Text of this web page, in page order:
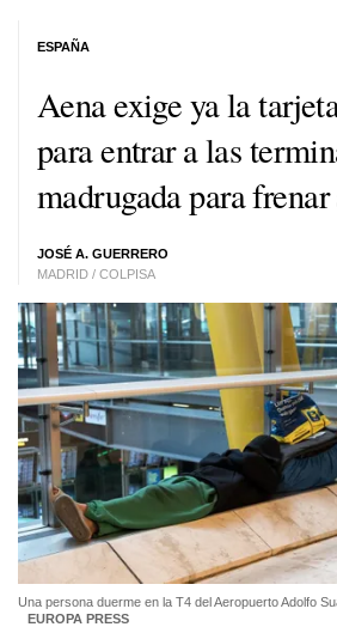
Aena exige ya la
para entrar a las
madrugada para
JOSÉ A. GUERRERO
MADRID / COLPISA
ESPAÑA
Una persona duerme en la T4 del Aeropuerto Adolfo
EUROPA PRESS